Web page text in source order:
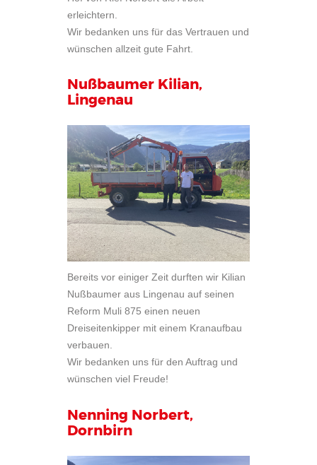
erleichtern.
Wir bedanken uns für das Vertrauen und
wünschen allzeit gute Fahrt.
Nußbaumer Kilian,
Lingenau
Bereits vor einiger Zeit durften wir Kilian
Nußbaumer aus Lingenau auf seinen
Reform Muli 875 einen neuen
Dreiseitenkipper mit einem Kranaufbau
verbauen.
Wir bedanken uns für den Auftrag und
wünschen viel Freude!
Nenning Norbert,
Dornbirn